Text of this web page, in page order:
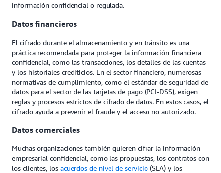
información confidencial o regulada.
Datos financieros
El cifrado durante el almacenamiento y en tránsito es una
práctica recomendada para proteger la información financiera
confidencial, como las transacciones, los detalles de las cuentas
y los historiales crediticios. En el sector financiero, numerosas
normativas de cumplimiento, como el estándar de seguridad de
datos para el sector de las tarjetas de pago (PCI-DSS), exigen
reglas y procesos estrictos de cifrado de datos. En estos casos, el
cifrado ayuda a prevenir el fraude y el acceso no autorizado.
Datos comerciales
Muchas organizaciones también quieren cifrar la información
empresarial confidencial, como las propuestas, los contratos con
los clientes, los acuerdos de nivel de servicio (SLA) y los